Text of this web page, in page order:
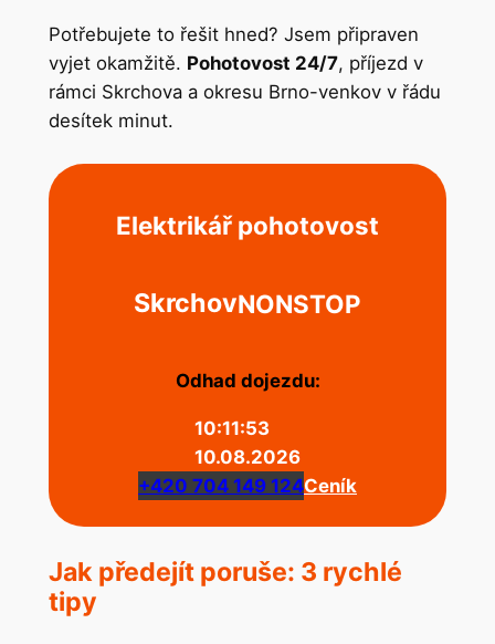
Potřebujete to řešit hned? Jsem připraven
vyjet okamžitě. Pohotovost 24/7, příjezd v
rámci Skrchova a okresu Brno-venkov v řádu
desítek minut.
Elektrikář pohotovost
SkrchovNONSTOP
Odhad dojezdu:
10:11:53
10.08.2026
+420 704 149 124Ceník
Jak předejít poruše: 3 rychlé
tipy